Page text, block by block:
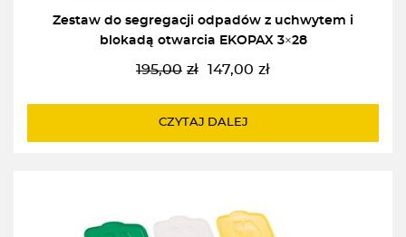
Zestaw do segregacji odpadów z uchwytem i
blokadą otwarcia EKOPAX 3×28
195,00 zł
Pierwotna
wynosiła:
147,00 zł
Aktualna
wynosi:
CZYTAJ DALEJ